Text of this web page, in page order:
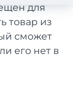
для
товар из
сможет
его нет в